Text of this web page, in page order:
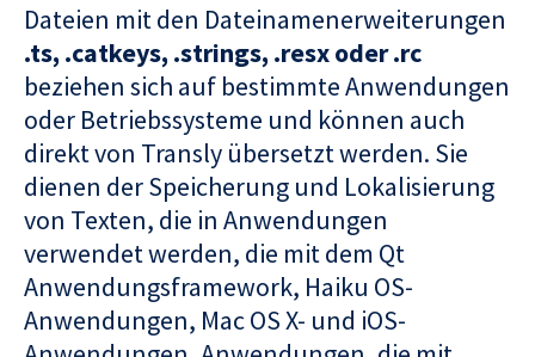
Dateien mit den Dateinamenerweiterungen
.ts, .catkeys, .strings, .resx oder .rc
beziehen sich auf bestimmte Anwendungen
oder Betriebssysteme und können auch
direkt von Transly übersetzt werden. Sie
dienen der Speicherung und Lokalisierung
von Texten, die in Anwendungen
verwendet werden, die mit dem Qt
Anwendungsframework, Haiku OS-
Anwendungen, Mac OS X- und iOS-